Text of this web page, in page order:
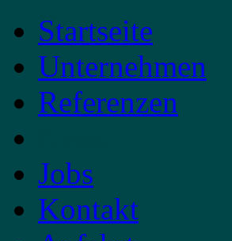
Startseite
Unternehmen
Referenzen
Jobs
Kontakt